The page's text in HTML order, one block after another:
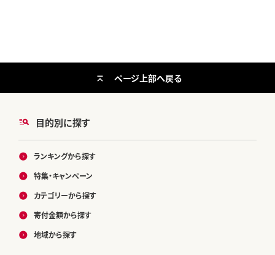
目的別に探す
ランキングから探す
特集・キャンペーン
カテゴリーから探す
寄付金額から探す
地域から探す
ページ上部へ戻る